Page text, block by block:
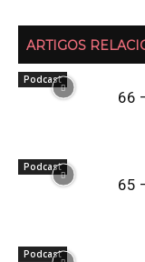
ARTIGOS
Podcast
66
Podcast
65
Podcast